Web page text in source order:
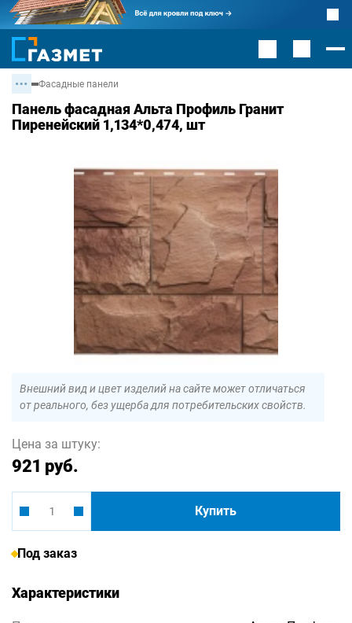
Фасадные панели
Панель фасадная Альта Профиль Гранит
Пиренейский 1,134*0,474, шт
Внешний вид и цвет изделий на сайте может отличаться
от реального, без ущерба для потребительских свойств.
Цена за штуку:
921 руб.
Купить
Под заказ
Характеристики